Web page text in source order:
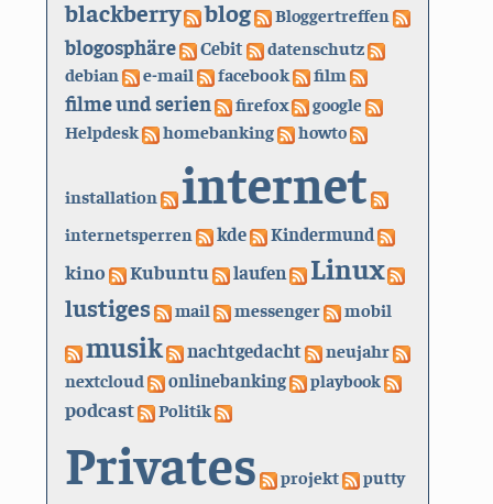
blackberry blog Bloggertreffen
blogosphäre Cebit datenschutz
debian e-mail facebook film
filme und serien firefox
google
Helpdesk
homebanking howto
installation internet
internetsperren kde Kindermund
kino Kubuntu laufen Linux
lustiges mail messenger mobil
musik nachtgedacht neujahr
nextcloud onlinebanking playbook
podcast Politik
Privates projekt putty